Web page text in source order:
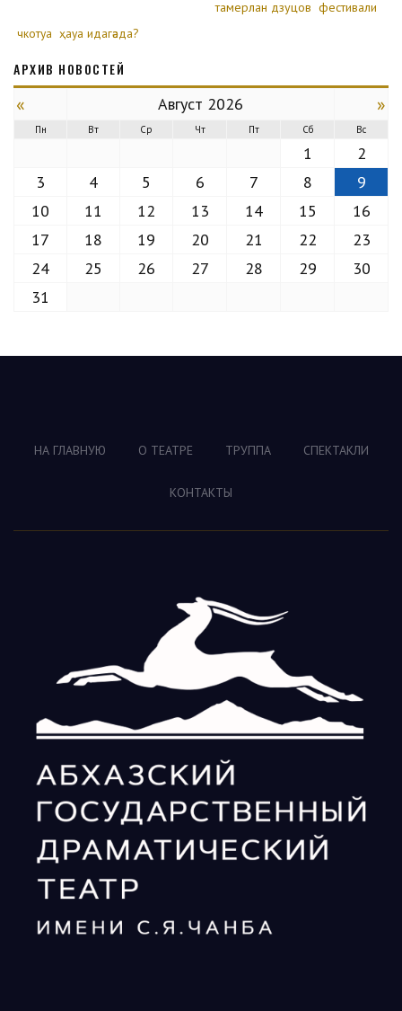
тамерлан дзуцов фестивали
чкотуа ҳауа идагәада?
АРХИВ НОВОСТЕЙ
« Август 2026 »
Пн Вт Ср Чт Пт Сб Вс
1
2
3
4 5 6 7 8
9
10
11 12 13 14 15
16
17
18 19 20 21 22
23
24
25 26 27 28 29
30
31
НА ГЛАВНУЮ О ТЕАТРЕ ТРУППА СПЕКТАКЛИ
КОНТАКТЫ